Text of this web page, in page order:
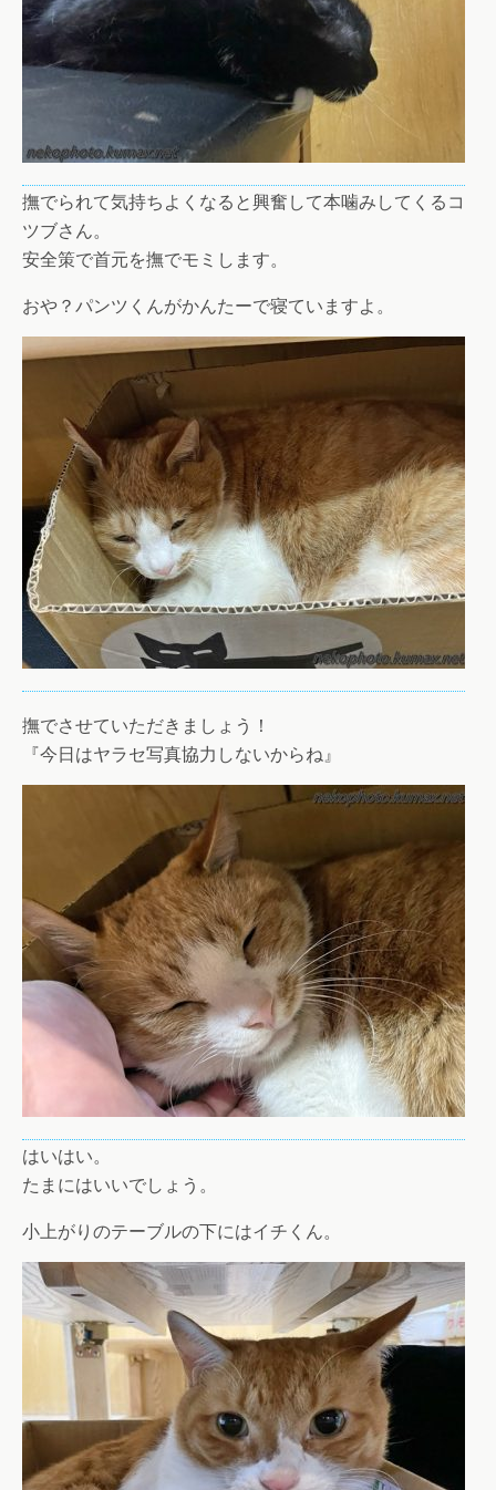
撫でられて気持ちよくなると興奮して本噛みしてくるコ
ツブさん。
安全策で首元を撫でモミします。
おや？パンツくんがかんたーで寝ていますよ。
撫でさせていただきましょう！
『今日はヤラセ写真協力しないからね』
はいはい。
たまにはいいでしょう。
小上がりのテーブルの下にはイチくん。